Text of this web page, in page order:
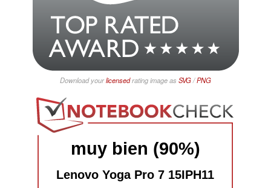
Download yourlicensedrating image as SVG/PNG
muy bien (90%)
Lenovo Yoga Pro 7 15IPH11